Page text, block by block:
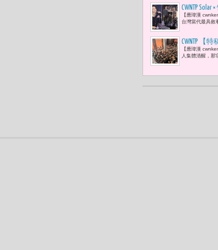
CWNTP
啦！」
【應瑋漢
台灣當代最具敘
CWNTP 【
成功後，
【應瑋漢
人集體清醒，那